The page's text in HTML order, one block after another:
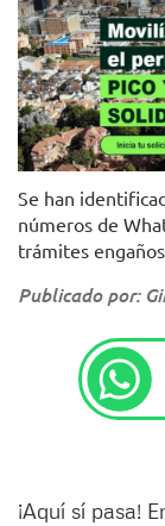
Se han
números de
trámites
Publicado por:
¡Aquí sí pasa!